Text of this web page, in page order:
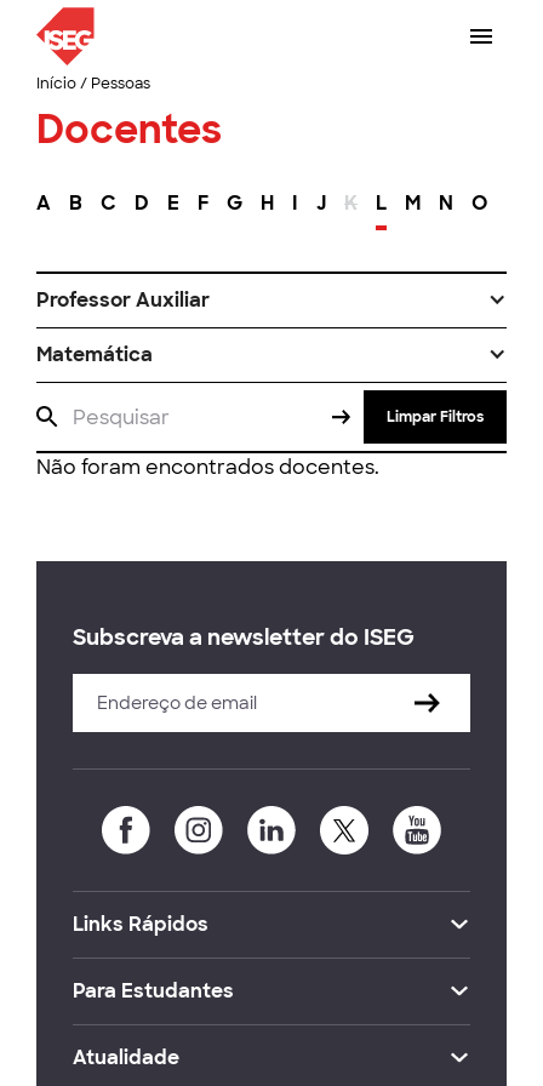
Início/ Pessoas
Docentes
A B C D E F G H I J K L M N O
Professor Auxiliar
Matemática
Limpar Filtros
Não foram encontrados docentes.
Subscreva a newsletter do ISEG
Links Rápidos
Para Estudantes
Atualidade